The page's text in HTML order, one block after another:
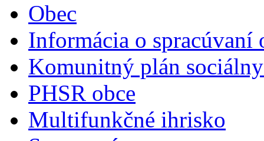
Obec
Informácia o spracúvaní
Komunitný plán
PHSR obce
Multifunkčné ihrisko